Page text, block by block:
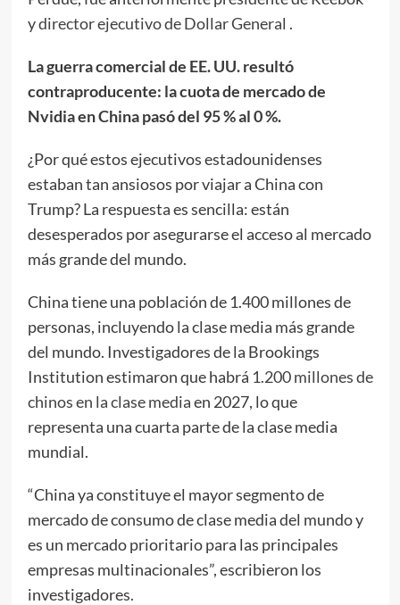
ydirector ejecutivo de Dollar General .
La guerra comercial de EE. UU. resultó
contraproducente: la cuota de mercado de
Nvidia en China pasó del 95 % al 0 %.
¿Por qué estos ejecutivos estadounidenses
estaban tan ansiosos por viajar a China con
Trump? La respuesta es sencilla: están
desesperados por asegurarse el acceso al mercado
más grande del mundo.
China tiene una población de 1.400 millones de
personas, incluyendo la clase media más grande
del mundo. Investigadores de la Brookings
Institution estimaron que habrá 1.200 millones de
chinos en la clase mediaen 2027, lo que
representa una cuarta parte de la clase media
mundial.
“China ya constituye el mayor segmento de
mercado de consumo de clase media del mundo y
es un mercado prioritario para las principales
empresas multinacionales”, escribieron los
investigadores.